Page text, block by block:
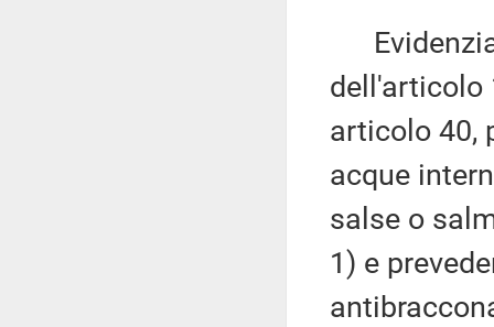
dell'articolo
articolo 40,
acque
salse o
1) e